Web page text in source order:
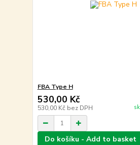
FBA Type H
530,00 Kč
530,00 Kč bez DPH
Do košíku - Add to basket